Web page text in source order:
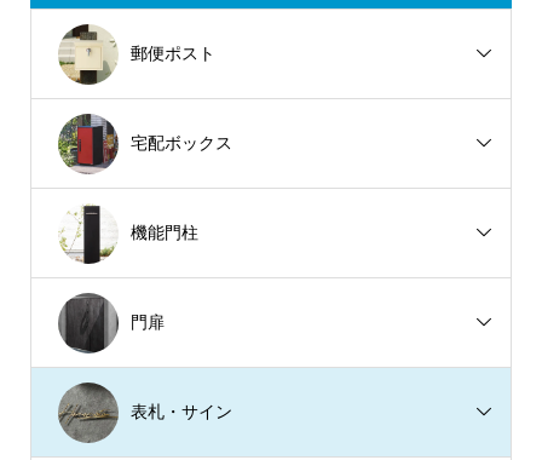
郵便ポスト
宅配ボックス
機能門柱
門扉
表札・サイン